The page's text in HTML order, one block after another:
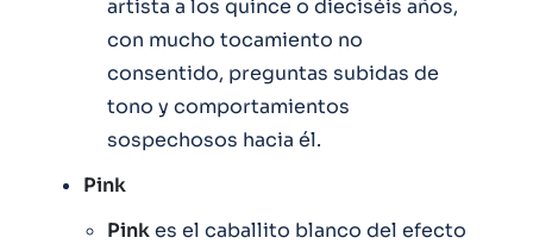
artista a los quince o dieciséis años,
con mucho tocamiento no
consentido, preguntas subidas de
tono y comportamientos
sospechosos hacia él.
Pink
Pinkes el caballito blanco del efecto